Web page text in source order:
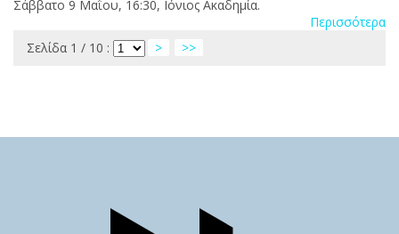
Σάββατο 9 Μαΐου, 16:30, Ιόνιος Ακαδημία.
Περισσότερα
Σελίδα 1 / 10 :
> >>